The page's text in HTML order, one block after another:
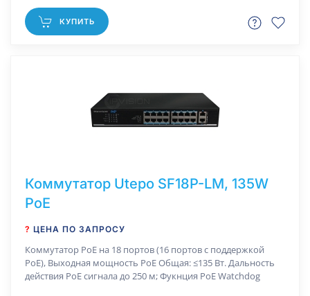
КУПИТЬ
Коммутатор Utepo SF18P-LM, 135W
PoE
? ЦЕНА ПО ЗАПРОСУ
Коммутатор РоЕ на 18 портов (16 портов с поддержкой
PoE), Выходная мощность PoE Общая: ≤135 Вт. Дальность
действия РоЕ сигнала до 250 м; Фукнция PoE Watchdog